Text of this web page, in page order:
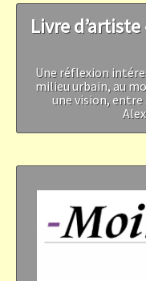
Livre
Une réflexion
milieu urbain, au
une vision,